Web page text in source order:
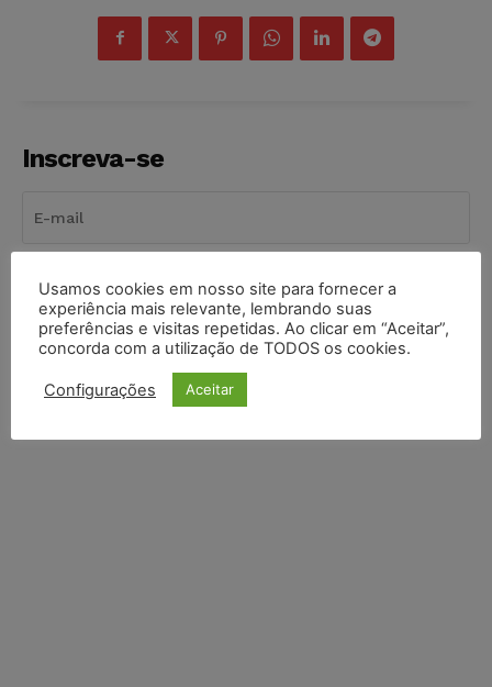
Inscreva-se
INSCREVER
Li e aceito a Política de Privacidade.
Usamos cookies em nosso site para fornecer a
experiência mais relevante, lembrando suas
preferências e visitas repetidas. Ao clicar em “Aceitar”,
concorda com a utilização de TODOS os cookies.
Configurações Aceitar